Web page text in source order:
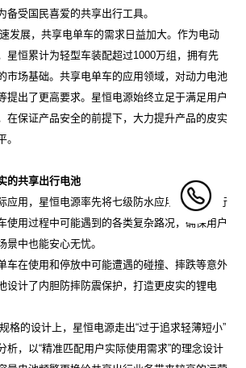
备受国民喜爱的共享出行工具。
发展，共享电单车的需求日益加大。作为电动
星恒累计为轻型车装配超过1000万组，拥有先
市场基础。共享电单车的应用领域，对动力电池
提出了更高要求。星恒电源始终立足于满足用户
在保证产品安全的前提下，大力提升产品的皮实
。
的共享出行电池
应用，星恒电源率先将七级防水应用于共享出行
使用过程中可能遇到的各类复杂路况，确保用户
景中也能安心无忧。
车在使用和停放中可能遭遇的碰撞、摔跌等意外
设计了内胆防摔防震保护，打造更皮实的锂电
的设计上，星恒电源走出“过于追求轻薄短小”
析，以“精准匹配用户实际使用需求”的理念设计